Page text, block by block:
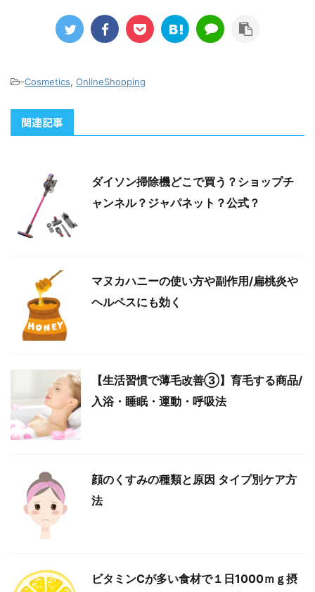
-Cosmetics, OnlineShopping
関連記事
ダイソン掃除機どこで買う？ショップチ
ャンネル？ジャパネット？公式？
マヌカハニーの使い方や副作用/扁桃炎や
ヘルペスにも効く
【生活習慣で薄毛改善③】育毛する商品/
入浴・睡眠・運動・呼吸法
顔のくすみの種類と原因 タイプ別ケア方
法
ビタミンCが多い食材で１日1000ｍｇ摂